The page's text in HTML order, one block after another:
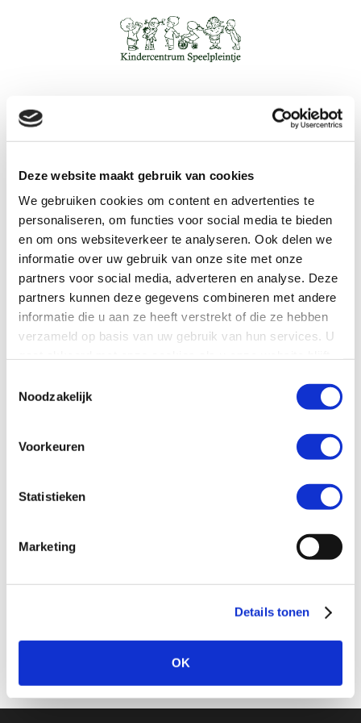
Deze website maakt gebruik van cookies
We gebruiken cookies om content en advertenties te
personaliseren, om functies voor social media te bieden
en om ons websiteverkeer te analyseren. Ook delen we
informatie over uw gebruik van onze site met onze
partners voor social media, adverteren en analyse. Deze
partners kunnen deze gegevens combineren met andere
informatie die u aan ze heeft verstrekt of die ze hebben
verzameld op basis van uw gebruik van hun services. U
Noodzakelijk
Voorkeuren
Statistieken
Marketing
Details tonen
OK
De magische momenten van uw kind toveren steeds
weer een glimlach op vele gezichten. Elke dag zien
we uw kind namelijk nieuwe dingen leren en
ontdekken. Met het ouderportal kunnen we deze
mooie momenten ook met u delen.
Blijf overal en altijd op de hoogte!